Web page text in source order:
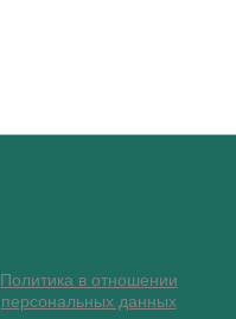
Политика в отношении
персональных данных